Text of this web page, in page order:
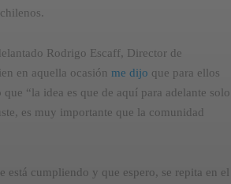
Rodrigo Escaff, Director de
en aquella ocasión me dijo que para ellos
“la idea es que de aquí para adelante solo
es muy importante que la comunidad
está cumpliendo y que espero, se repita en el